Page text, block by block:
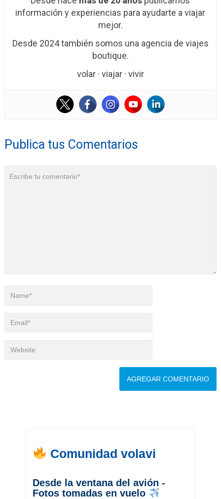
información y experiencias para ayudarte a viajar
mejor.
Desde 2024 también somos una agencia de viajes
boutique.
volar · viajar · vivir
Publica tus Comentarios
Comunidad volavi
Desde la ventana del avión -
Fotos tomadas en vuelo